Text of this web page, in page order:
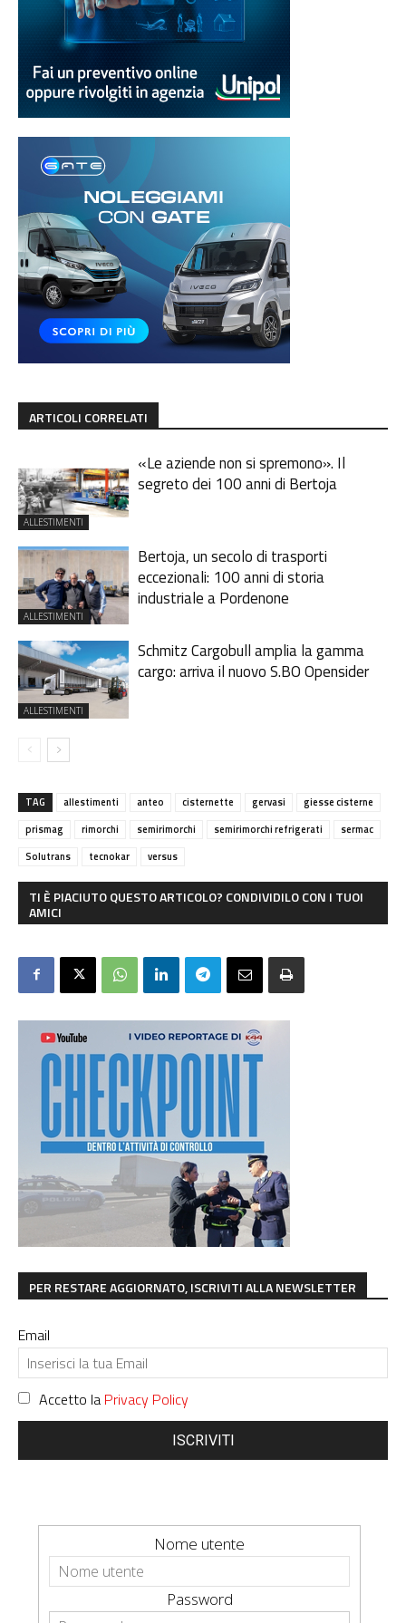
ARTICOLI CORRELATI
ALLESTIMENTI
«Le aziende non si spremono». Il
segreto dei 100 anni di Bertoja
ALLESTIMENTI
Bertoja, un secolo di trasporti
eccezionali: 100 anni di storia
industriale a Pordenone
ALLESTIMENTI
Schmitz Cargobull amplia la gamma
cargo: arriva il nuovo S.BO Opensider
TAG allestimenti anteo cisternette gervasi
giesse cisterne
prismag
rimorchi semirimorchi semirimorchi refrigerati
sermac
Solutrans
tecnokar versus
TI È PIACIUTO QUESTO ARTICOLO? CONDIVIDILO CON I TUOI
AMICI
PER RESTARE AGGIORNATO, ISCRIVITI ALLA NEWSLETTER
Email
Accetto la Privacy Policy
ISCRIVITI
Nome utente
Password